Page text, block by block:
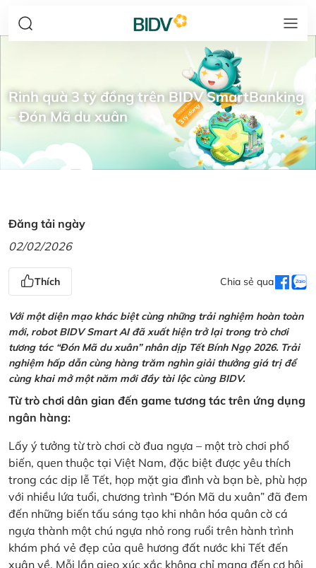
Rinh quà 3 tỷ đồng trên BIDV SmartBanking
– Đón Mã du xuân
Đăng tải ngày
02/02/2026
Thích Chia sẻ qua
Với một diện mạo khác biệt cùng những trải nghiệm hoàn toàn
mới, robot BIDV Smart AI đã xuất hiện trở lại trong trò chơi
tương tác “Đón Mã du xuân” nhân dịp Tết Bính Ngọ 2026. Trải
nghiệm hấp dẫn cùng hàng trăm nghìn giải thưởng giá trị để
cùng khai mở một năm mới đầy tài lộc cùng BIDV.
Từ trò chơi dân gian đến game tương tác trên ứng dụng
ngân hàng:
Lấy ý tưởng từ trò chơi cờ đua ngựa – một trò chơi phổ
biến, quen thuộc tại Việt Nam, đặc biệt được yêu thích
trong các dịp lễ Tết, họp mặt gia đình và bạn bè, phù hợp
với nhiều lứa tuổi, chương trình “Đón Mã du xuân” đã đem
đến những biến tấu sáng tạo khi nhân hóa quân cờ cá
ngựa thành một chú ngựa nhỏ rong ruổi trên hành trình
khám phá vẻ đẹp của quê hương đất nước khi Tết đến
xuân về. Mỗi lần gieo xúc xắc không chỉ mang đến cơ hội